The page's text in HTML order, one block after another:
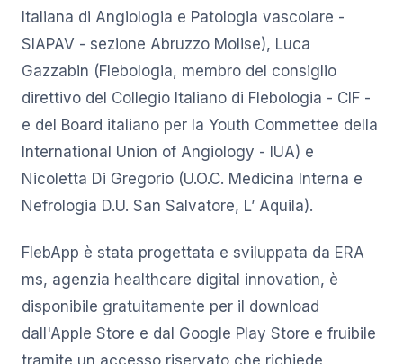
Italiana di Angiologia e Patologia vascolare -
SIAPAV - sezione Abruzzo Molise), Luca
Gazzabin (Flebologia, membro del consiglio
direttivo del Collegio Italiano di Flebologia - CIF -
e del Board italiano per la Youth Commettee della
International Union of Angiology - IUA) e
Nicoletta Di Gregorio (U.O.C. Medicina Interna e
Nefrologia D.U. San Salvatore, L’ Aquila).
FlebApp è stata progettata e sviluppata da ERA
ms, agenzia healthcare digital innovation, è
disponibile gratuitamente per il download
dall'Apple Store e dal Google Play Store e fruibile
tramite un accesso riservato che richiede